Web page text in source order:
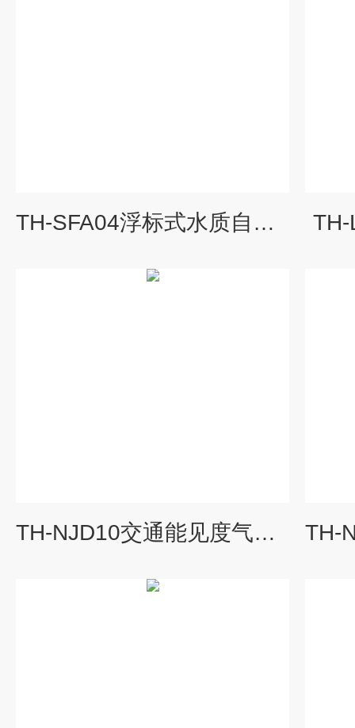
TH-SFA04浮标式水质自动监测站
TH-NJD10交通能见度气象监测站